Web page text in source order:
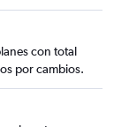
con total
por cambios.